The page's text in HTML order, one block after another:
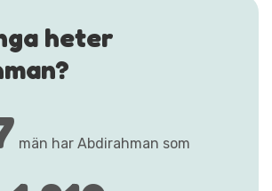
heter
män har Abdirahman som